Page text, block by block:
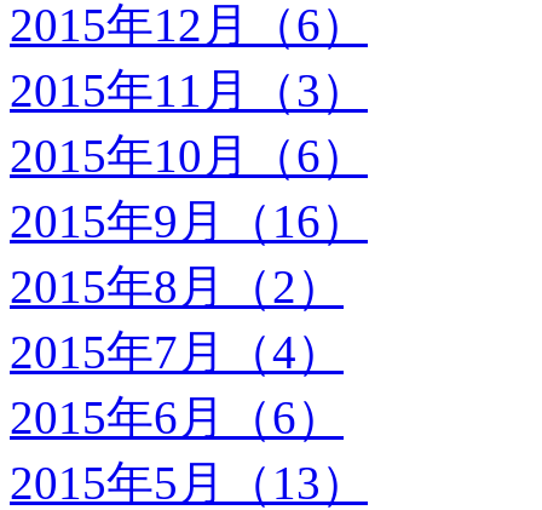
2015年12月（6）
2015年11月（3）
2015年10月（6）
2015年9月（16）
2015年8月（2）
2015年7月（4）
2015年6月（6）
2015年5月（13）